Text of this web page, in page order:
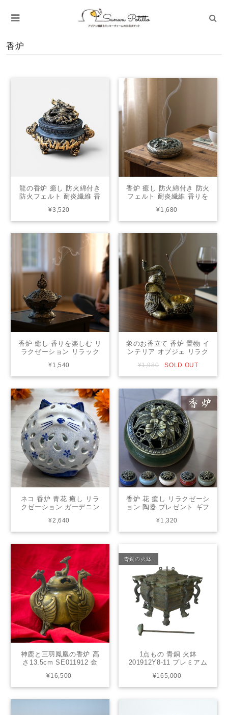
香炉
龍の香炉 癒し 防火綿付き
防火フェルト 耐炎繊維 香
ョン リラックスグッズ モ
ダン プレゼント ギフト 敬
¥3,520
香炉 癒し 防火綿付き 防火
フェルト 耐炎繊維 香りを
リラックスグッズ モダン
プレゼント ギフト 敬老の
¥1,680
香炉 癒し 香りを楽しむ リ
ラクゼーション リラック
ト ギフト 敬老の日 母の日
父の日 81370-651
¥1,540
象のお香立て 香炉 置物 イ
ンテリア オブジェ リラク
リング ストレス解消 アジ
アン 27177-853
¥1,980 SOLD OUT
ネコ 香炉 青花 癒し リラ
クゼーション ガーデニン
敬老の日 母の日 父の日
¥2,640
香炉 花 癒し リラクゼーシ
ョン 陶器 プレゼント ギフ
¥1,320
神鹿と三羽鳳凰の香炉 高
さ13.5cm SE011912 金
物 守護神 縁起物 中国 イ
ンテリア オブジェ 繁栄 優
¥16,500
1点もの 青銅 火鉢
201912Y8-11 プレミアム
国 アンティーク ヴィンテ
ージ 古物 火櫃 火桶 骨董
¥165,000